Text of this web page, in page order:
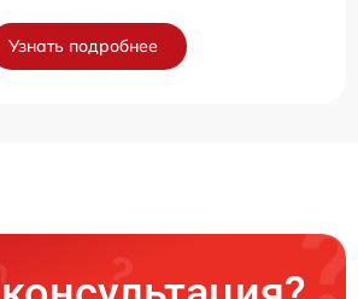
Узнать подробнее